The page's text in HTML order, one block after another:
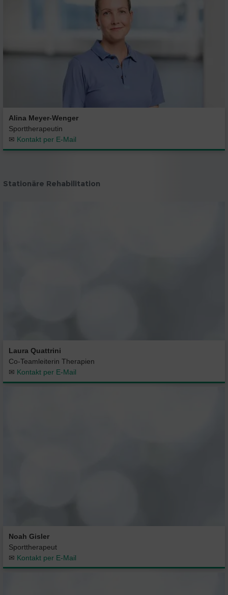
Alina Meyer-Wenger
Sporttherapeutin
✉ Kontakt per E-Mail
Stationäre Rehabilitation
Laura Quattrini
Co-Teamleiterin Therapien
✉ Kontakt per E-Mail
Noah Gisler
Sporttherapeut
✉ Kontakt per E-Mail